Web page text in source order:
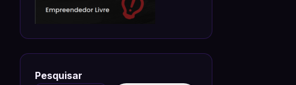
Pesquisar